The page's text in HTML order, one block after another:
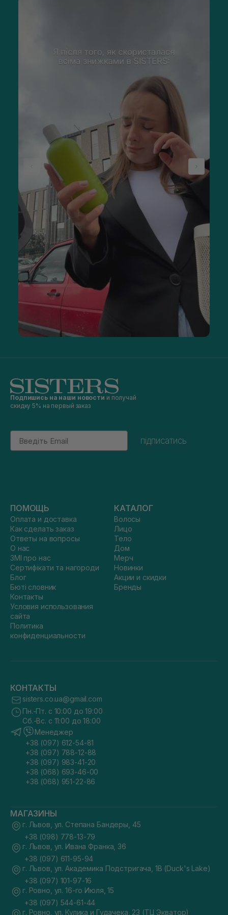
Подпишись на наши новости и получай
скидку 5% на первый заказ
Email
підписатись
ПОМОЩЬ
Оплата и доставка
Как сделать заказ
Ответы на вопросы
О нас
ЗМІ про нас
Сертифікати та нагороди
Блог
Бюті словник
Контакты
Условия использования
сайта
Политика
конфиденциальности
КАТАЛОГ
Волосы
Лицо
Тело
Дом
Мерч
Новинки
Акции и скидки
Бренды
КОНТАКТЫ
sisters.co.ua@gmail.com
Пн.-Пт. с 10:00 до 19:00
Сб.-Вс. с 11:00 до 18:00
Менеджер
+38 (097) 612-54-81
+38 (097) 788-12-88
+38 (097) 983-41-20
+38 (068) 693-46-00
+38 (068) 951-22-86
МАГАЗИНЫ
г. Львов, ул. Степана Бандеры, 45
+38 (098) 778-13-79
г. Львов, ул. Ивана Франка, 36
+38 (097) 611-95-94
г. Львов, ул. Академика Подстригача, 1В (Duck's Lake)
+38 (097) 101-97-16
г. Ровно, ул. 16-го Июля, 15
+38 (097) 544-61-44
г. Ровно, ул. Кулика и Гудачека, 23 (ТЦ Экватор)